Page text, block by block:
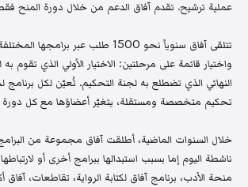
عملية ترشيح. تقدم آفاق الدعم من خلال دورة المنح
تتلقى آفاق سنوياً نحو 1500 طلب عبر
واختيار قائمة على مرحلتين: الاختيار الأولي الذي تقوم به
النهائي الذي تضطلع به لجنة التحكيم. تُعيّن لكل برنامج
تحكيم متخصصة ومستقلة، يتغيّر أعضاؤها مع كل
خلال السنوات الماضية، أطلقت آفاق مجموعة من
ناشطة اليوم إما بسبب استبدالها ببرامج أخرى أو
منحة الأدب، برنامج آفاق لكتابة الرواية، تقاطعات، آفاق